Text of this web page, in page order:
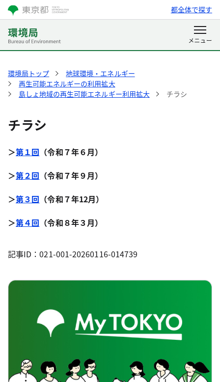
都全体で探す
環境局トップ
地球環境・エネルギー
再生可能エネルギーの利用拡大
島しょ地域の再生可能エネルギー利用拡大
チラシ
チラシ
＞第１回 （令和７年６月）
＞第２回 （令和７年９月）
＞第３回 （令和７年12月）
＞第４回 （令和８年３月）
記事ID：021-001-20260116-014739